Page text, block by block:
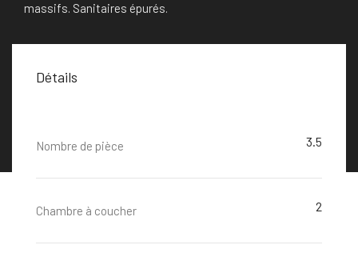
massifs. Sanitaires épurés.
Détails
Nombre de pièce 3.5
Chambre à coucher 2